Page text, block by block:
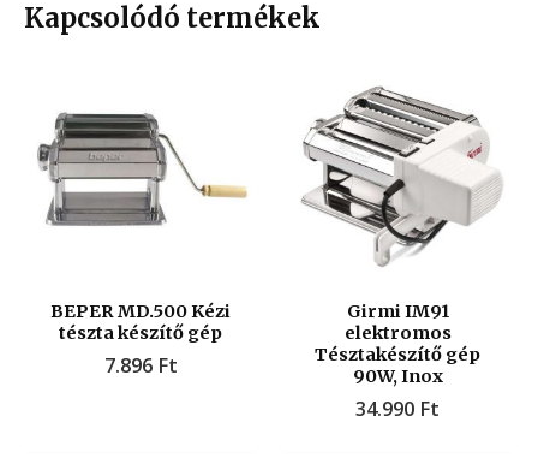
Kapcsolódó termékek
BEPER MD.500 Kézi
tészta készítő gép
7.896 Ft
Girmi IM91
elektromos
Tésztakészítő gép
90W, Inox
34.990 Ft